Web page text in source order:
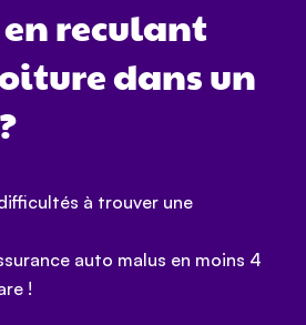
reculant
dans un
à trouver une
auto malus en moins 4
!